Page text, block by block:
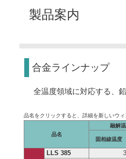
製品案内
合金ラインナップ
全温度領域に対応する、
品名をクリックすると、詳細を新しいウィ
品名
融解
固相線温度
LLS 385